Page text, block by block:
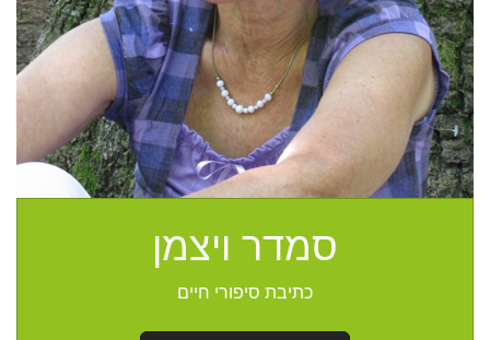
סמדר ויצמן
כתיבת סיפורי חיים